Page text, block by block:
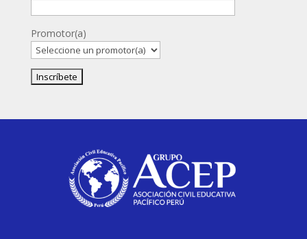
Promotor(a)